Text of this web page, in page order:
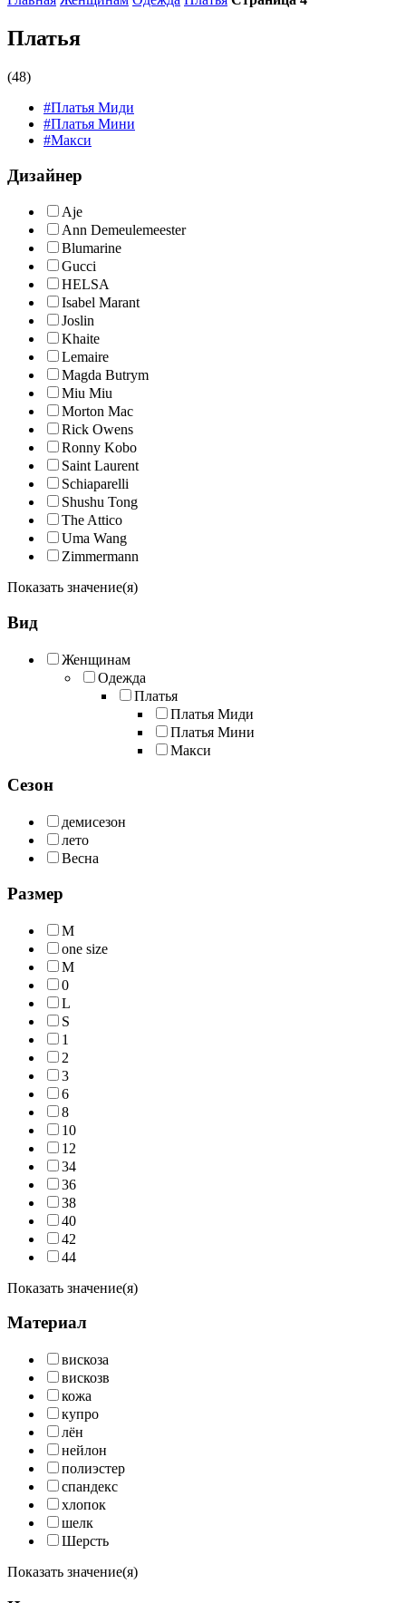
Платья
(48)
#Платья Миди
#Платья Мини
#Макси
Дизайнер
Aje
Ann Demeulemeester
Blumarine
Gucci
HELSA
Isabel Marant
Joslin
Khaite
Lemaire
Magda Butrym
Miu Miu
Morton Mac
Rick Owens
Ronny Kobo
Saint Laurent
Schiaparelli
Shushu Tong
The Attico
Uma Wang
Zimmermann
Показать значение(я)
Вид
Женщинам
Одежда
Платья
Платья Миди
Платья Мини
Макси
Сезон
демисезон
лето
Весна
Размер
M
one size
М
0
L
S
1
2
3
6
8
10
12
34
36
38
40
42
44
Показать значение(я)
Материал
вискоза
вискозв
кожа
купро
лён
нейлон
полиэстер
спандекс
хлопок
шелк
Шерсть
Показать значение(я)